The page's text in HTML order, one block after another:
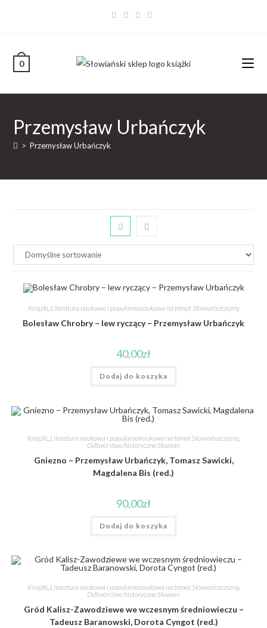
0
Przemysław Urbańczyk
> Przemysław Urbańczyk
Książki, Literatura naukowa i popularnonaukowa na temat Słowiańszczyzny
Bolesław Chrobry – lew ryczący – Przemysław Urbańczyk
40,00zł
Dodaj do koszyka
Książki Literatura naukowa i popularnonaukowa na temat Słowiańszczyzny,
Odtwórstwo historyczne Słowian
Gniezno – Przemysław Urbańczyk, Tomasz Sawicki,
Magdalena Bis (red.)
90,00zł
Dodaj do koszyka
Książki, Literatura naukowa i popularnonaukowa na temat Słowiańszczyzny,
Odtwórstwo historyczne Słowian
Gród Kalisz-Zawodziewe we wczesnym średniowieczu –
Tadeusz Baranowski, Dorota Cyngot (red.)